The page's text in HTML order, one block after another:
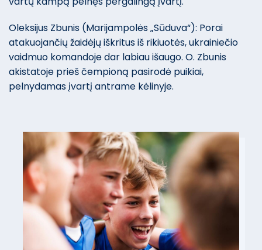
Oleksijus Zbunis (Marijampolės „Sūduva“): Porai
atakuojančių žaidėjų iškritus iš rikiuotės, ukrainiečio
vaidmuo komandoje dar labiau išaugo. O. Zbunis
akistatoje prieš čempioną pasirodė puikiai,
pelnydamas įvartį antrame kėlinyje.